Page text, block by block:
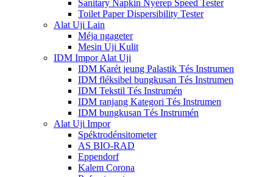
Sanitary Napkin Nyerep Speed ​​Tester
Toilet Paper Dispersibility Tester
Alat Uji Lain
Méja ngageter
Mesin Uji Kulit
IDM Impor Alat Uji
IDM Karét jeung Palastik Tés Instrumen
IDM fléksibel bungkusan Tés Instrumen
IDM Tekstil Tés Instrumén
IDM ranjang Kategori Tés Instrumen
IDM bungkusan Tés Instrumén
Alat Uji Impor
Spéktrodénsitometer
AS BIO-RAD
Eppendorf
Kalem Corona